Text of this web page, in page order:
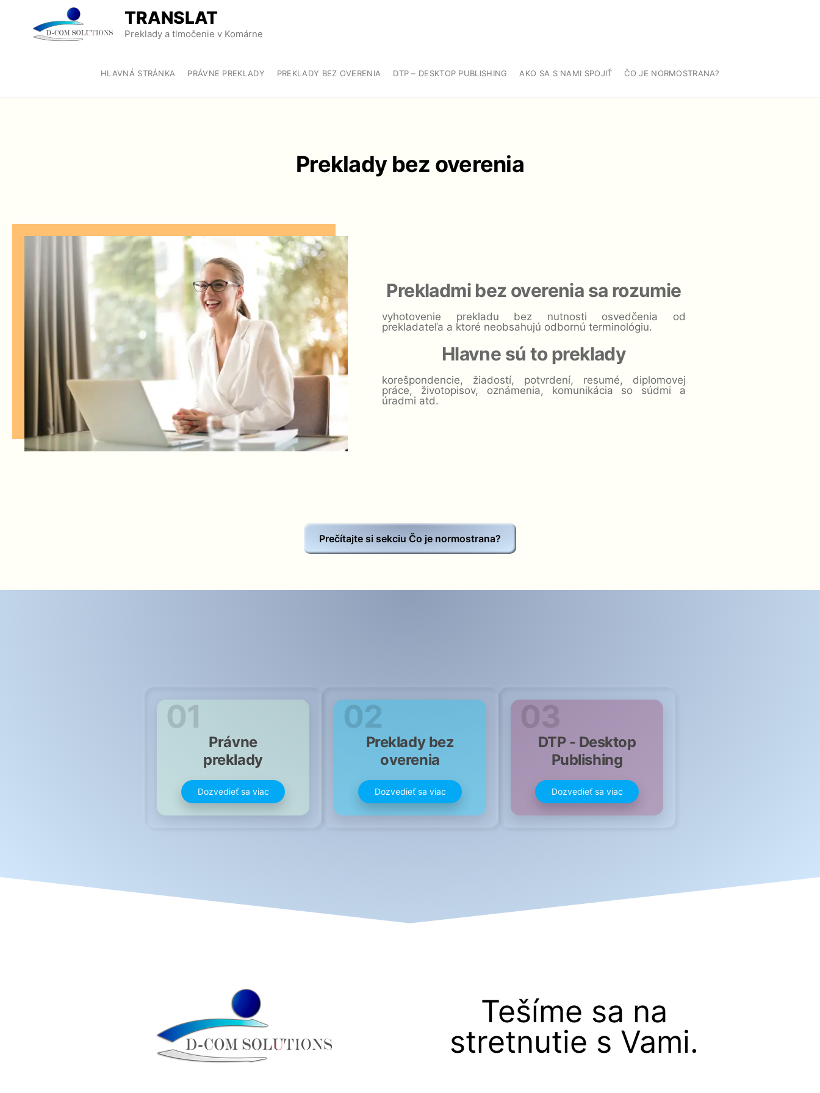
TRANSLAT
Preklady a tlmočenie v Komárne
HLAVNÁ STRÁNKA PRÁVNE PREKLADY PREKLADY BEZ OVERENIA DTP – DESKTOP PUBLISHING AKO SA S NAMI SPOJIŤ ČO JE NORMOSTRANA?
Preklady bez overenia
Prekladmi bez overenia sa rozumie
vyhotovenie prekladu bez nutnosti osvedčenia od
prekladateľa a ktoré neobsahujú odbornú terminológiu.
Hlavne sú to preklady
korešpondencie, žiadostí, potvrdení, resumé, diplomovej
práce, životopisov, oznámenia, komunikácia so súdmi a
úradmi atd.
Prečítajte si sekciu Čo je normostrana?
01
Právne
preklady
Dozvedieť sa viac
02
Preklady bez
overenia
Dozvedieť sa viac
03
DTP - Desktop
Publishing
Dozvedieť sa viac
Tešíme sa na
stretnutie s Vami.